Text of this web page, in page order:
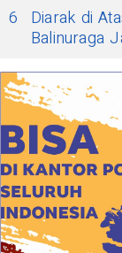
6
Diarak di
Balinuraga